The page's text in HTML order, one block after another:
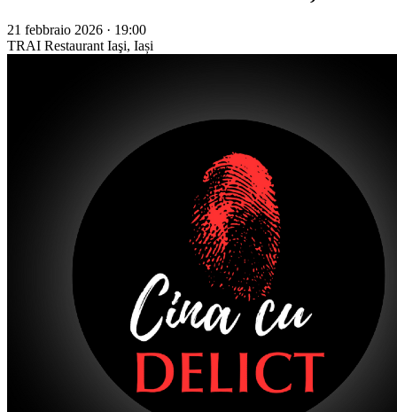
21 febbraio 2026 · 19:00
TRAI Restaurant Iaşi, Iași